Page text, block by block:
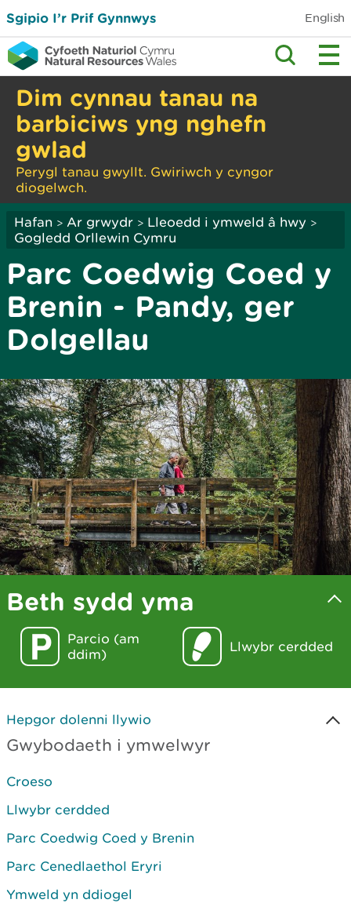
Sgipio I’r Prif Gynnwys English
Dim cynnau tanau na
barbiciws yng nghefn
gwlad
Perygl tanau gwyllt. Gwiriwch y cyngor
diogelwch.
Hafan > Ar grwydr > Lleoedd i ymweld â hwy >
Gogledd Orllewin Cymru
Parc Coedwig Coed y
Brenin - Pandy, ger
Dolgellau
Beth sydd yma
Parcio (am
ddim)
Llwybr cerdded
Hepgor dolenni llywio
Gwybodaeth i ymwelwyr
Croeso
Llwybr cerdded
Parc Coedwig Coed y Brenin
Parc Cenedlaethol Eryri
Ymweld yn ddiogel